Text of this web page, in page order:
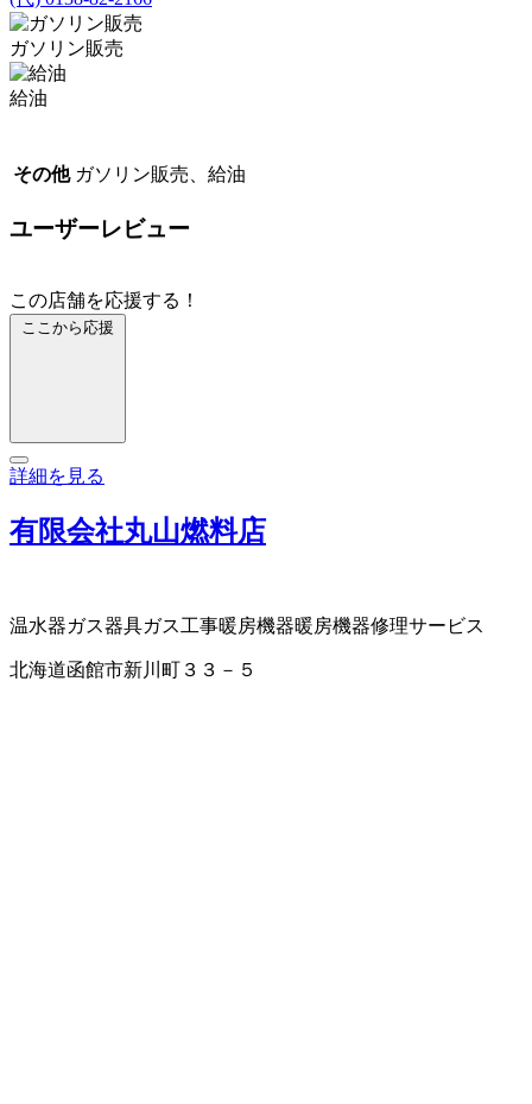
ガソリン販売
給油
その他 ガソリン販売、給油
ユーザーレビュー
この店舗を応援する！
ここから応援
詳細を見る
有限会社丸山燃料店
温水器ガス器具ガス工事暖房機器暖房機器修理サービス
北海道函館市新川町３３－５